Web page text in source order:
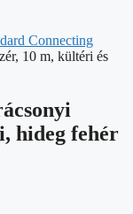
Connecting
10 m, kültéri és
hideg fehér